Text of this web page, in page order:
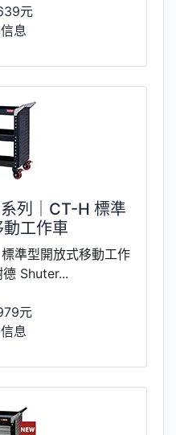
元
息
列｜CT-H 標準
工作車
準型開放式移動工作
Shuter...
元
息